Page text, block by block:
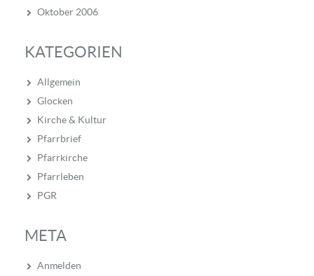
Oktober 2006
KATEGORIEN
Allgemein
Glocken
Kirche & Kultur
Pfarrbrief
Pfarrkirche
Pfarrleben
PGR
META
Anmelden